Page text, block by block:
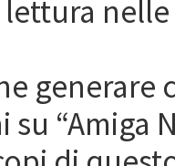
“Amiga